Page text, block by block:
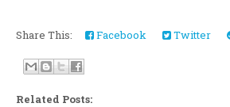
Share This: Facebook Twitter
Related Posts: